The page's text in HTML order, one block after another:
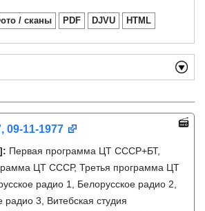
/ сканы PDF DJVU HTML
09-11-1977
: Первая программа ЦТ СССР+БТ,
ЦТ СССР, Третья программа ЦТ
радио 1, Белорусское радио 2,
радио 3, Витебская студия